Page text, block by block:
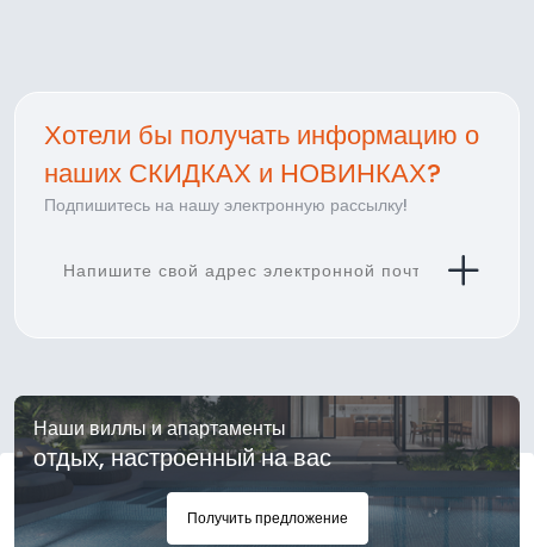
Хотели бы получать информацию о
наших СКИДКАХ и НОВИНКАХ?
Подпишитесь на нашу электронную рассылку!
Наши виллы и апартаменты
отдых, настроенный на вас
Получить предложение